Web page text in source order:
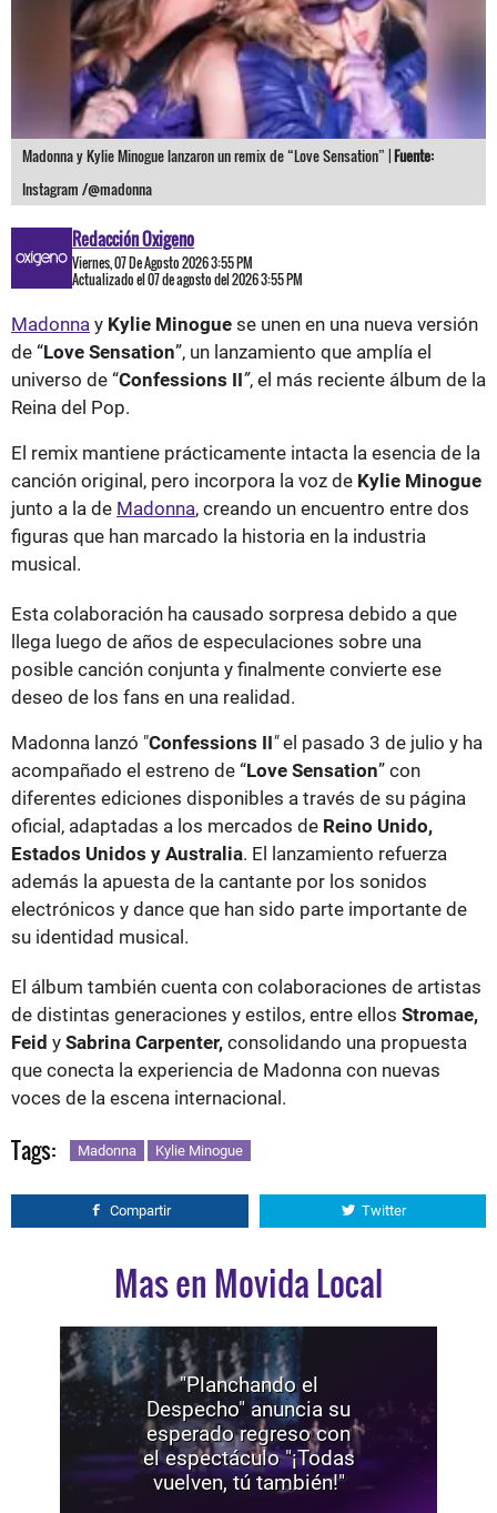
Madonna y Kylie Minogue lanzaron un remix de “Love Sensation” |Fuente:
Instagram /@madonna
Redacción Oxigeno
Viernes, 07 De Agosto 2026 3:55 PM
Actualizado el 07 de agosto del 2026 3:55 PM
Madonna y Kylie Minogue se unen en una nueva versión
de “Love Sensation”, un lanzamiento que amplía el
universo de “Confessions II”, el más reciente álbum de la
Reina del Pop.
El remix mantiene prácticamente intacta la esencia de la
canción original, pero incorpora la voz de Kylie Minogue
junto a la de Madonna, creando un encuentro entre dos
figuras que han marcado la historia en la industria
musical.
Esta colaboración ha causado sorpresa debido a que
llega luego de años de especulaciones sobre una
posible canción conjunta y finalmente convierte ese
deseo de los fans en una realidad.
Madonna lanzó "Confessions II"el pasado 3 de julio y ha
acompañado el estreno de “Love Sensation” con
diferentes ediciones disponibles a través de su página
oficial, adaptadas a los mercados de Reino Unido,
Estados Unidos y Australia. El lanzamiento refuerza
además la apuesta de la cantante por los sonidos
electrónicos y dance que han sido parte importante de
su identidad musical.
El álbum también cuenta con colaboraciones de artistas
de distintas generaciones y estilos, entre ellos Stromae,
Feid y Sabrina Carpenter, consolidando una propuesta
que conecta la experiencia de Madonna con nuevas
voces de la escena internacional.
Tags: Madonna Kylie Minogue
Compartir Twitter
Mas en Movida Local
"Planchando el
Despecho" anuncia su
esperado regreso con
el espectáculo "¡Todas
vuelven, tú también!"